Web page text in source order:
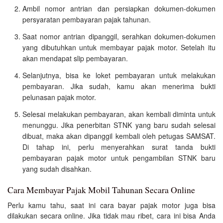
Ambil nomor antrian dan persiapkan dokumen-dokumen
persyaratan pembayaran pajak tahunan.
Saat nomor antrian dipanggil, serahkan dokumen-dokumen
yang dibutuhkan untuk membayar pajak motor. Setelah itu
akan mendapat slip pembayaran.
Selanjutnya, bisa ke loket pembayaran untuk melakukan
pembayaran. Jika sudah, kamu akan menerima bukti
pelunasan pajak motor.
Selesai melakukan pembayaran, akan kembali diminta untuk
menunggu. Jika penerbitan STNK yang baru sudah selesai
dibuat, maka akan dipanggil kembali oleh petugas SAMSAT.
Di tahap ini, perlu menyerahkan surat tanda bukti
pembayaran pajak motor untuk pengambilan STNK baru
yang sudah disahkan.
Cara Membayar Pajak Mobil Tahunan Secara Online
Perlu kamu tahu, saat ini cara bayar pajak motor juga bisa
dilakukan secara online. Jika tidak mau ribet, cara ini bisa Anda